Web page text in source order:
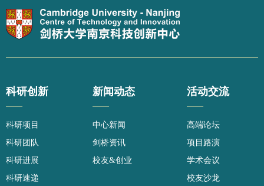
科研创新
——
科研项目
科研团队
科研进展
科研速递
新闻动态
——
中心新闻
剑桥资讯
校友&创业
活动交流
——
高端论坛
项目路演
学术会议
校友沙龙